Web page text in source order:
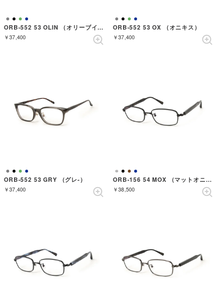
ORB-552 53 OLIN （オリーブインク）
￥37,400
ORB-552 53 OX （オニキス）
￥37,400
ORB-552 53 GRY （グレ-）
￥37,400
ORB-156 54 MOX （マットオニキス）
￥38,500